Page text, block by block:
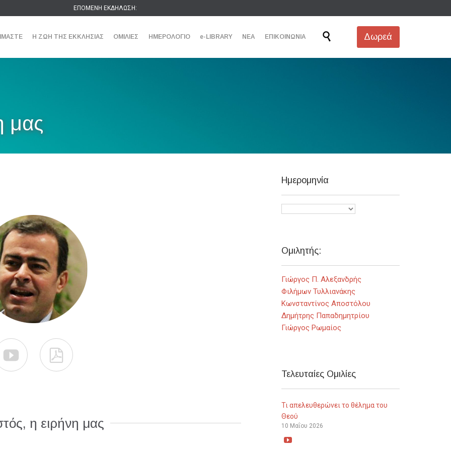
ΕΠΟΜΕΝΗ ΕΚΔΗΛΩΣΗ:
Skip
Η ΖΩΗ ΤΗΣ ΕΚΚΛΗΣΙΑΣ ΟΜΙΛΙΕΣ ΗΜΕΡΟΛΟΓΙΟ e-LIBRARY ΝΕΑ ΕΠΙΚΟΙΝΩΝΙΑ  Δωρεά
μας
 
η ειρήνη μας
Ημερομηνία
Ομιλητής:
Γιώργος Π. Αλεξανδρής
Φιλήμων Τυλλιανάκης
Κωνσταντίνος Αποστόλου
Δημήτρης Παπαδημητρίου
Γιώργος Ρωμαίος
Τελευταίες Ομιλίες
Τι απελευθερώνει το θέλημα του
Θεού
10 Μαΐου 2026
